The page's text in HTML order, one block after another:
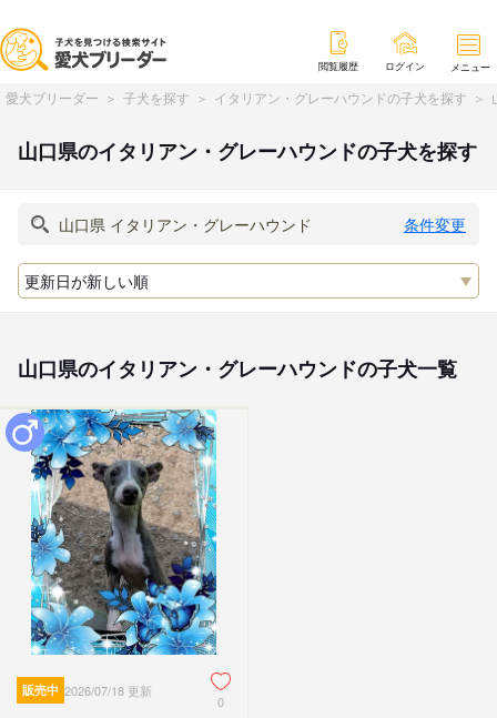
閲覧履歴 ログイン メニュー
愛犬ブリーダー 子犬を探す イタリアン・グレーハウンドの子犬を探す
山口県のイタリアン・グレーハウンドの子犬を探す
条件変更
山口県のイタリアン・グレーハウンドの子犬一覧
販売中 2026/07/18 更新
0